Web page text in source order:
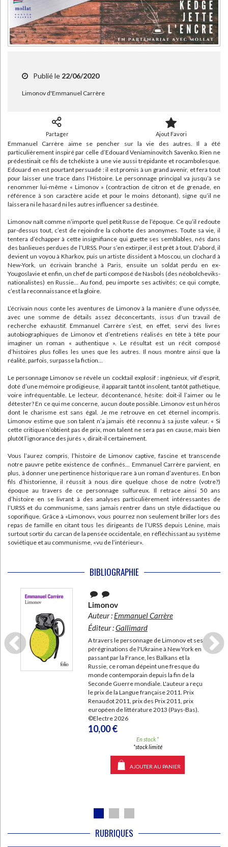
CHARGEMENT...
Bibliothèque de la Pléiade Critique et histoire littéraire
Classiques scolaires Littérature ancienne et médiévale
Littérature de voyage Audio - Livres lus
Histoire de France Biographies historiques
Histoire - Généralités Histoire des pays
Publié le 22/06/2020
Limonov d'Emmanuel Carrère
Partager Ajout Favori
Emmanuel Carrère aime se pencher sur la vie des autres. Il a été
particulièrement inspiré par celle d’Edouard Veniaminovitch Savenko. Rien ne
prédestinait ce fils de tchékiste à une vie aussi trépidante et rocambolesque.
Edouard en est pourtant persuadé : il est promis à un grand avenir, et fera tout
pour laisser une trace dans l’Histoire. Le personnage principal va jusqu’à se
renommer lui-même « Limonov » (contraction de citron et de grenade, en
référence à son caractère acide et pour le moins détonant), signe qu’il ne
laissera ni le hasard ni les autres influencer sa destinée.
Limonov naît comme n’importe quel petit Russe de l’époque. Ce qu’il redoute
par-dessus tout, c’est de rejoindre la cohorte des anonymes. Toute sa vie, il
tentera d’échapper à cette insignifiance qui guette ses semblables, nés dans
des banlieues perdues de l’URSS. Pour s’en extirper, il est prêt à tout. D’abord, il
devient un voyou à Kharkov, puis un artiste dissident à Moscou, un clochard à
New-York, un écrivain branché à Paris, ensuite un soldat perdu en ex-
Yougoslavie et enfin, un chef de parti composé de Nasbols (des néobolcheviks-
nationalistes) en Russie... Au fond, peu importe ses activités; ce qui compte,
c’est la reconnaissance et la gloire.
L’écrivain nous conte les aventures de Limonov à la manière d’une odyssée,
avec une somme de détails assez déconcertants, issus d’un travail de
recherche exhaustif. Emmanuel Carrère s’est, en effet, servi des livres
autobiographiques de Limonov et d’entretiens réalisés en tête à tête pour
imaginer un roman « authentique ». Le résultat est un récit composé
d’histoires plus folles les unes que les autres. Il nous montre ainsi que la
réalité, parfois, surpasse la fiction...
Le personnage Limonov se révèle un cocktail explosif : ingénieux, vif d’esprit,
doté d’une mémoire prodigieuse, il apparaît tantôt insolent, tantôt pathétique,
voire infréquentable. Le lecteur, décontenancé, hésite: doit-il l’aimer ou le
détester? En ce qui me concerne, aucun doute possible. Limonov est un héros
dont le charisme est sans égal. Je me retrouve en cet éternel incompris.
Limonov estime que son talent n’a jamais été reconnu à sa juste valeur. « Si
cette critique n’obtient pas de prix, mon talent ne sera pas en cause, mais bien
plutôt l’ignorance des jurés », dirait-il certainement.
Vous l’aurez compris, l’histoire de Limonov captive, fascine et transcende
notre pauvre petite existence de confinés... Emmanuel Carrère parvient, en
plus, à donner une pertinence historique rare à un roman d’aventures. En bon
fils d’historienne, il réussit à nous dire quelque chose de notre (votre?)
époque au travers de ce personnage sulfureux. Il retrace ainsi 50 ans
d’histoire en se livrant à des analyses particulièrement intéressantes de
l’URSS et du communisme, sans jamais rentrer dans un style didactique ou
soporifique. Grâce à «Limonov», vous pourrez non seulement briller lors des
repas de famille en citant tous les dirigeants de l’URSS depuis Lénine, mais
surtout sortir du carcan de la pensée occidentale, en réfléchissant au système
soviétique et au communisme, «vu de l’intérieur».
BIBLIOGRAPHIE
Limonov
Auteur : Emmanuel Carrère
Éditeur :Gallimard
A travers le personnage de Limonov et ses
pérégrinations de l'Ukraine à New York en
passant par la France, les Balkans et la
Russie, ce roman dépeint une fresque du
monde contemporain depuis la fin de la
Seconde Guerre mondiale. L'auteur a reçu
le prix de la Langue française 2011. Prix
Renaudot 2011, prix des Prix 2011, prix
européen de littérature 2013 (Pays-Bas).
©Electre 2026
10,00 €
En stock *
*stock limité
AJOUTER AU PANIER
RUBRIQUES